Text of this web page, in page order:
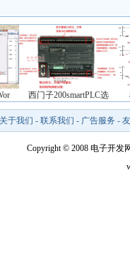
西门子200smartPLC选
关于我们 - 联系我们 - 广告服务 -
Copyright © 2008 电子开发